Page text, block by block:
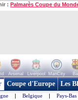
: Palmarès Coupe du
Arsenal Liverpool ManCity
Coupe d'Europe Les
| Belgique | Pays-Bas